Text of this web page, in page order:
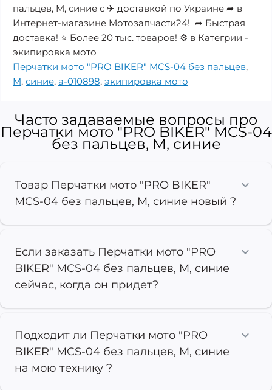
пальцев, M, синие с ✈ доставкой по Украине ➦ в
Интернет-магазине Мотозапчасти24! ➦ Быстрая
доставка! ⭐ Более 20 тыс. товаров! ⚙️ в Категрии -
экипировка мото
Перчатки мото "PRO BIKER" MCS-04 без пальцев,
M, синие, a-010898, экипировка мото
Часто задаваемые вопросы про
Перчатки мото "PRO BIKER" MCS-04
без пальцев, M, синие
Товар Перчатки мото "PRO BIKER"
MCS-04 без пальцев, M, синие новый ?
Если заказать Перчатки мото "PRO
BIKER" MCS-04 без пальцев, M, синие
сейчас, когда он придет?
Подходит ли Перчатки мото "PRO
BIKER" MCS-04 без пальцев, M, синие
на мою технику ?